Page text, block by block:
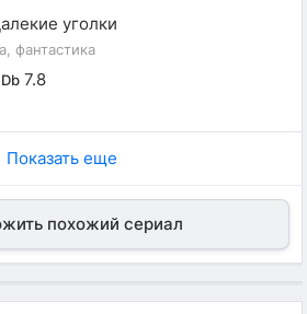
уголки
фантастика
7.8
Показать еще
похожий сериал